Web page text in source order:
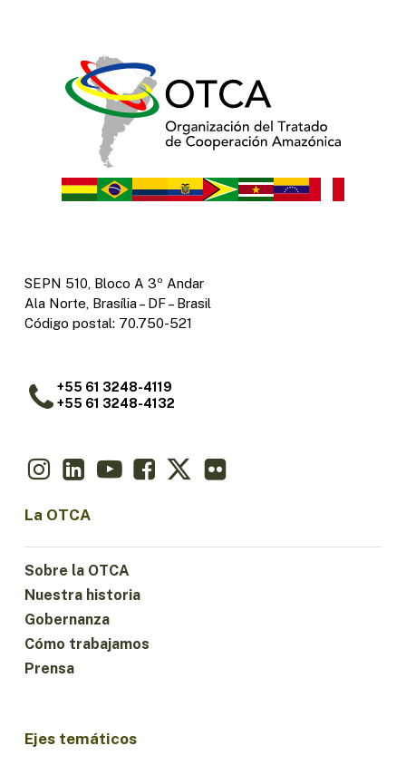
SEPN 510, Bloco A 3º Andar
Ala Norte, Brasília – DF – Brasil
Código postal: 70.750-521
+55 61 3248-4119
+55 61 3248-4132
La OTCA
Sobre la OTCA
Nuestra historia
Gobernanza
Cómo trabajamos
Prensa
Ejes temáticos